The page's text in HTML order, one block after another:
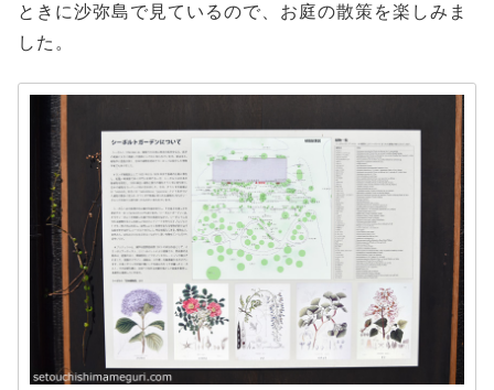
ときに沙弥島で見ているので、お庭の散策を楽しみま
した。